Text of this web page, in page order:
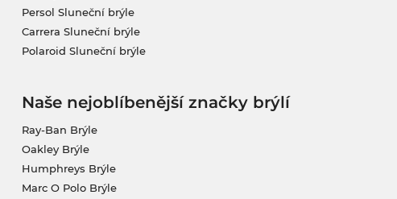
Persol Sluneční brýle
Carrera Sluneční brýle
Polaroid Sluneční brýle
Naše nejoblíbenější značky brýlí
Ray-Ban Brýle
Oakley Brýle
Humphreys Brýle
Marc O Polo Brýle